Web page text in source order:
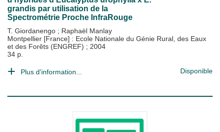
grandis par utilisation de la
Spectrométrie Proche InfraRouge
T. Giordanengo ; Raphaël Manlay
Montpellier [France] : Ecole Nationale du Génie Rural, des Eaux
et des Forêts (ENGREF) ; 2004
34 p.
Plus d'information... Disponible